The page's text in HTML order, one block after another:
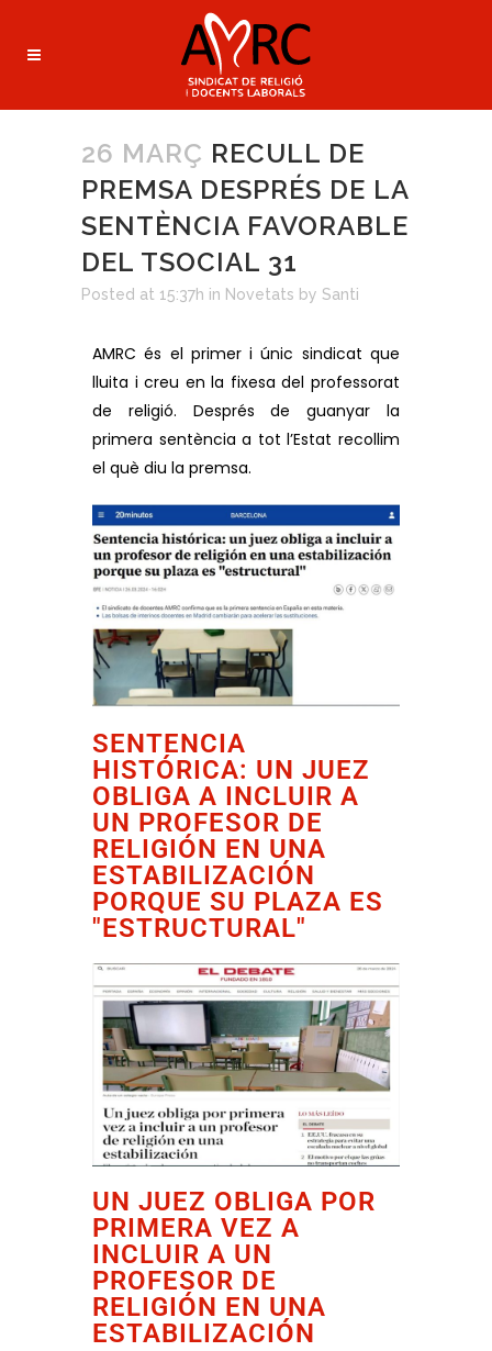
26 MARÇ RECULL DE
PREMSA DESPRÉS DE LA
SENTÈNCIA FAVORABLE
DEL TSOCIAL 31
Posted at 15:37h in Novetats by Santi
AMRC és el primer i únic sindicat que
lluita i creu en la fixesa del professorat
de religió. Després de guanyar la
primera sentència a tot l’Estat recollim
el què diu la premsa.
SENTENCIA
HISTÓRICA: UN JUEZ
OBLIGA A INCLUIR A
UN PROFESOR DE
RELIGIÓN EN UNA
ESTABILIZACIÓN
PORQUE SU PLAZA ES
"ESTRUCTURAL"
UN JUEZ OBLIGA POR
PRIMERA VEZ A
INCLUIR A UN
PROFESOR DE
RELIGIÓN EN UNA
ESTABILIZACIÓN